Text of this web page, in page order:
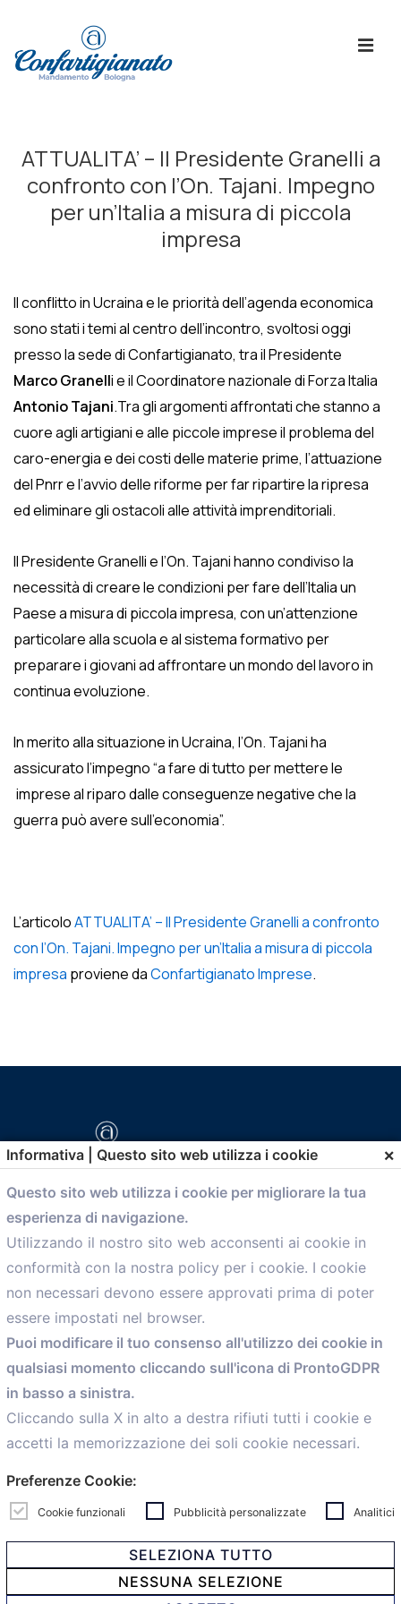
Principale
ATTUALITA’ – Il Presidente Granelli a
confronto con l’On. Tajani. Impegno
per un’Italia a misura di piccola
impresa
Il conflitto in Ucraina e le priorità dell’agenda economica
sono stati i temi al centro dell’incontro, svoltosi oggi
presso la sede di Confartigianato, tra il Presidente
Marco Granelli e il Coordinatore nazionale di Forza Italia
Antonio Tajani.Tra gli argomenti affrontati che stanno a
cuore agli artigiani e alle piccole imprese il problema del
caro-energia e dei costi delle materie prime, l’attuazione
del Pnrr e l’avvio delle riforme per far ripartire la ripresa
ed eliminare gli ostacoli alle attività imprenditoriali.
Il Presidente Granelli e l’On. Tajani hanno condiviso la
necessità di creare le condizioni per fare dell’Italia un
Paese a misura di piccola impresa, con un’attenzione
particolare alla scuola e al sistema formativo per
preparare i giovani ad affrontare un mondo del lavoro in
continua evoluzione.
In merito alla situazione in Ucraina, l’On. Tajani ha
assicurato l’impegno “a fare di tutto per mettere le
imprese al riparo dalle conseguenze negative che la
guerra può avere sull’economia”.
L’articoloATTUALITA’ – Il Presidente Granelli a confronto
con l’On. Tajani. Impegno per un’Italia a misura di piccola
impresa proviene daConfartigianato Imprese.
comunicazione@confartigianato.bo.it
Menù
Home
Servizi
Convenzioni
Voce delle Nostre aziende
Informazioni Ex L. 124/2017
News
personalCaf
Informativa | Questo sito web utilizza i cookie ×
Questo sito web utilizza i cookie per migliorare la tua
esperienza di navigazione.
Utilizzando il nostro sito web acconsenti ai cookie in
conformità con la nostra policy per i cookie. I cookie
non necessari devono essere approvati prima di poter
essere impostati nel browser.
Puoi modificare il tuo consenso all'utilizzo dei cookie in
qualsiasi momento cliccando sull'icona di ProntoGDPR
in basso a sinistra.
Cliccando sulla X in alto a destra rifiuti tutti i cookie e
accetti la memorizzazione dei soli cookie necessari.
Preferenze Cookie:
Cookie funzionali Pubblicità personalizzate Analitici
SELEZIONA TUTTO
NESSUNA SELEZIONE